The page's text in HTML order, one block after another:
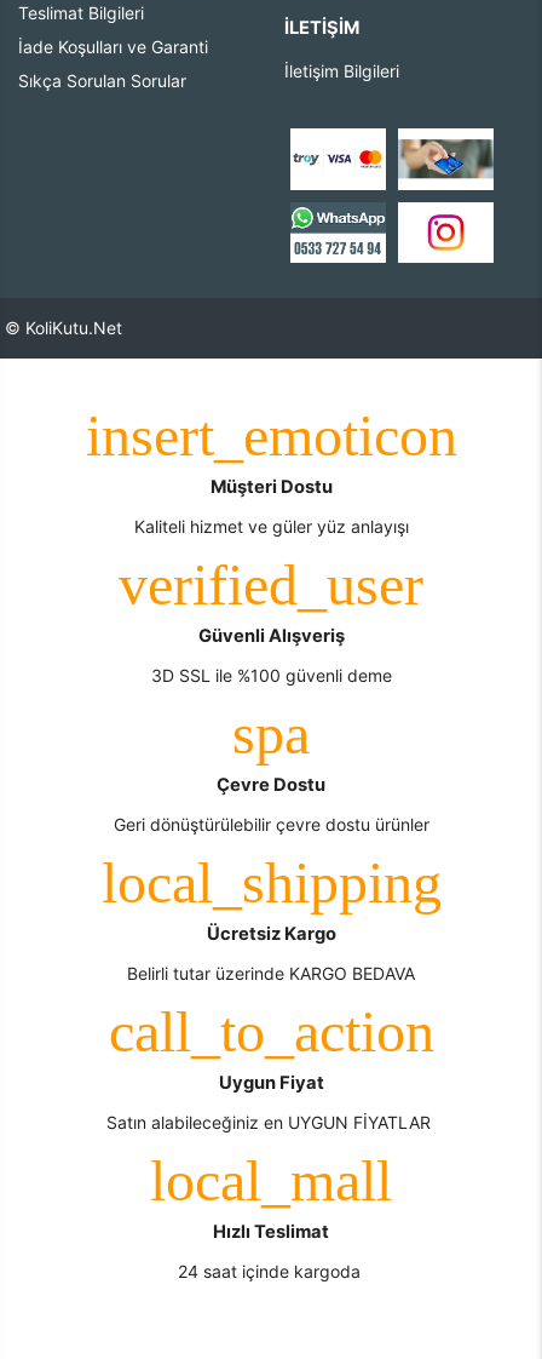
Teslimat Bilgileri
İade Koşulları ve Garanti
Sıkça Sorulan Sorular
İLETIŞIM
İletişim Bilgileri
© KoliKutu.Net
Müşteri Dostu
Kaliteli hizmet ve güler yüz anlayışı
Güvenli Alışveriş
3D SSL ile %100 güvenli deme
Çevre Dostu
Geri dönüştürülebilir çevre dostu ürünler
Ücretsiz Kargo
Belirli tutar üzerinde KARGO BEDAVA
Uygun Fiyat
Satın alabileceğiniz en UYGUN FİYATLAR
Hızlı Teslimat
24 saat içinde kargoda